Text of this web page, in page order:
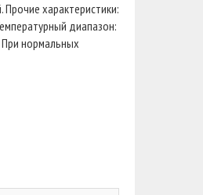
характеристики:
диапазон:
нормальных